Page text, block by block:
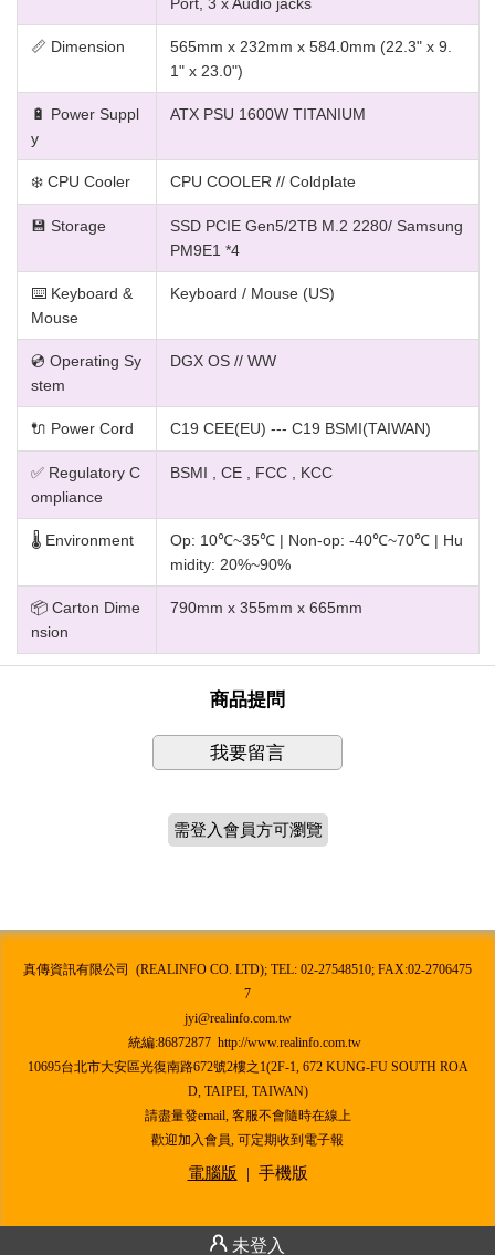
未登入
📏 Dimension
565mm x 232mm x 584.0mm (22.3" x 9.
1" x 23.0")
🔋 Power Suppl
y
ATX PSU 1600W TITANIUM
❄️ CPU Cooler CPU COOLER // Coldplate
💾 Storage
SSD PCIE Gen5/2TB M.2 2280/ Samsung
PM9E1 *4
⌨️ Keyboard &
Mouse
Keyboard / Mouse (US)
💿 Operating Sy
stem
DGX OS // WW
🔌 Power Cord C19 CEE(EU) --- C19 BSMI(TAIWAN)
✅ Regulatory C
ompliance
BSMI , CE , FCC , KCC
🌡️ Environment
Op: 10℃~35℃ | Non-op: -40℃~70℃ | Hu
midity: 20%~90%
📦 Carton Dime
nsion
790mm x 355mm x 665mm
商品提問
我要留言
需登入會員方可瀏覽
真傳資訊有限公司 (REALINFO CO. LTD); TEL: 02-27548510; FAX:02-2706475
7
jyi@realinfo.com.tw
統編:86872877 http://www.realinfo.com.tw
10695台北市大安區光復南路672號2樓之1(2F-1, 672 KUNG-FU SOUTH ROA
D, TAIPEI, TAIWAN)
請盡量發email, 客服不會隨時在線上
歡迎加入會員, 可定期收到電子報
電腦版 | 手機版